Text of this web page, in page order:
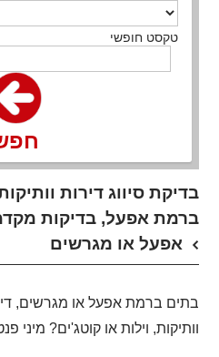
טקסט חופשי
בדיקת סיווג דירות
ברמת אפעל, בדיקות
אפעל או מגרשים
בתים ברמת אפעל או מגרשים,
וותיקות, וילות או קוטג'ים? מיני